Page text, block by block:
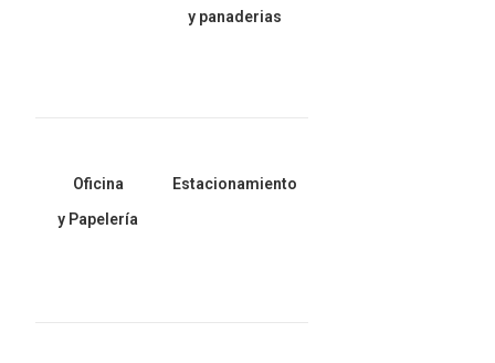
y panaderias
Oficina
y Papelería
Estacionamiento